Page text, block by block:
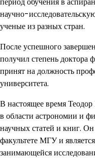
научно-
ученые из разных стран.
После успешного
получил степень доктора
принят на должность
университета.
В настоящее время
в области астрономии и
научных статей и книг.
факультете МГУ и
занимающейся